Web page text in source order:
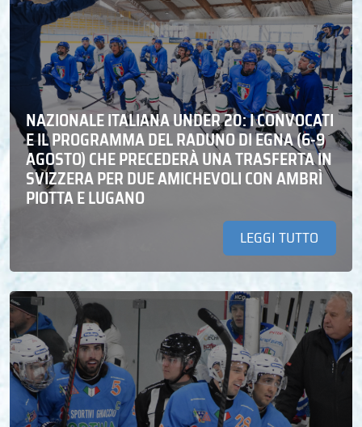
NAZIONALE ITALIANA UNDER 20: I CONVOCATI
E IL PROGRAMMA DEL RADUNO DI EGNA (6-9
AGOSTO) CHE PRECEDERÀ UNA TRASFERTA IN
SVIZZERA PER DUE AMICHEVOLI CON AMBRÌ
PIOTTA E LUGANO
LEGGI TUTTO